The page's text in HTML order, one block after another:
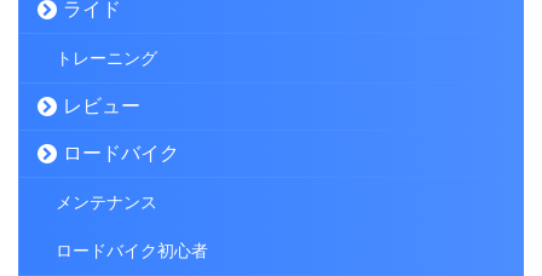
ライド
トレーニング
レビュー
ロードバイク
メンテナンス
ロードバイク初心者